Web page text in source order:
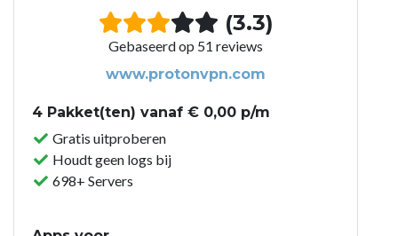
(3.3)
Gebaseerd op 51 reviews
www.protonvpn.com
4 Pakket(ten) vanaf € 0,00 p/m
Gratis uitproberen
Houdt geen logs bij
698+ Servers